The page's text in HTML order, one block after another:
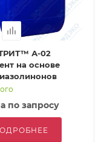
А-02
на основе
по запросу